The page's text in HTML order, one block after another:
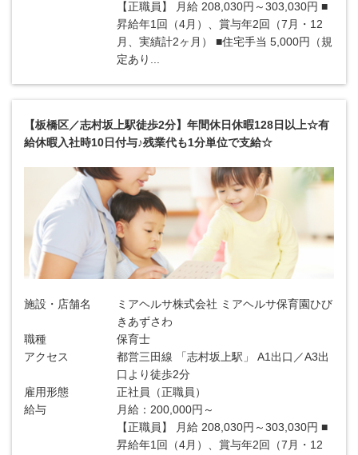
【正職員】 月給 208,030円～303,030円 ■
昇給年1回（4月）、賞与年2回（7月・12
月、実績計2ヶ月） ■住宅手当 5,000円（規
定あり...
【板橋区／志村坂上駅徒歩2分】年間休日休暇128日以上☆有
給休暇入社時10日付与♪残業代も1分単位で支給☆
施設・店舗名
ミアヘルサ株式会社 ミアヘルサ保育園ひび
きあずさわ
職種
保育士
アクセス
都営三田線 「志村坂上駅」 A1出口／A3出
口より徒歩2分
雇用形態
正社員（正職員）
給与
月給：200,000円～
【正職員】 月給 208,030円～303,030円 ■
昇給年1回（4月）、賞与年2回（7月・12